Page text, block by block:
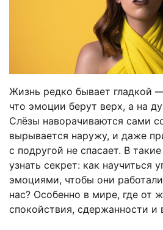
Жизнь редко бывает гладкой
что эмоции берут верх, а на
Слёзы наворачиваются сами
вырывается наружу, и даже
с подругой не спасает. В
узнать секрет: как научиться
эмоциями, чтобы они
нас? Особенно в мире, где от
спокойствия, сдержанности и